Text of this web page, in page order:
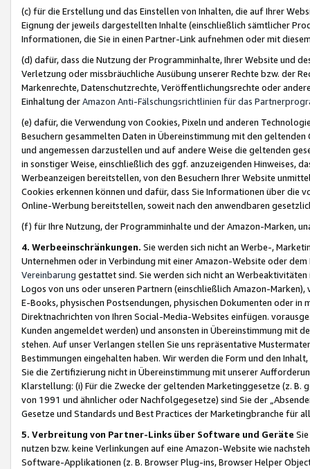
(c) für die Erstellung und das Einstellen von Inhalten, die auf Ihrer
Eignung der jeweils dargestellten Inhalte (einschließlich sämtlicher
Informationen, die Sie in einen Partner-Link aufnehmen oder mit
(d) dafür, dass die Nutzung der Programminhalte, Ihrer Website und
Verletzung oder missbräuchliche Ausübung unserer Rechte bzw. der
Markenrechte, Datenschutzrechte, Veröffentlichungsrechte oder
Einhaltung derAmazon Anti-Fälschungsrichtlinien für das
(e) dafür, die Verwendung von Cookies, Pixeln und anderen
Besuchern gesammelten Daten in Übereinstimmung mit den
und angemessen darzustellen und auf andere Weise die geltenden
in sonstiger Weise, einschließlich des ggf. anzuzeigenden Hinweises,
Werbeanzeigen bereitstellen, von den Besuchern Ihrer Website
Cookies erkennen können und dafür, dass Sie Informationen über die
Online-Werbung bereitstellen, soweit nach den anwendbaren
(f) für Ihre Nutzung, der Programminhalte und der Amazon-Marken,
4. Werbeeinschränkungen. Sie werden sich nicht an Werbe-,
Unternehmen oder in Verbindung mit einer Amazon-Website oder
Vereinbarung gestattet sind. Sie werden sich nicht an
Logos von uns oder unseren Partnern (einschließlich Amazon-
E-Books, physischen Postsendungen, physischen Dokumenten oder in
Direktnachrichten von Ihren Social-Media-Websites einfügen.
Kunden angemeldet werden) und ansonsten in Übereinstimmung mit
stehen. Auf unser Verlangen stellen Sie uns repräsentative
Bestimmungen eingehalten haben. Wir werden die Form und den
Sie die Zertifizierung nicht in Übereinstimmung mit unserer
Klarstellung: (i) Für die Zwecke der geltenden Marketinggesetze (z. B.
von 1991 und ähnlicher oder Nachfolgegesetze) sind Sie der
Gesetze und Standards und Best Practices der Marketingbranche für
5. Verbreitung von Partner-Links über Software und Geräte
nutzen bzw. keine Verlinkungen auf eine Amazon-Website wie
Software-Applikationen (z. B. Browser Plug-ins, Browser Helper